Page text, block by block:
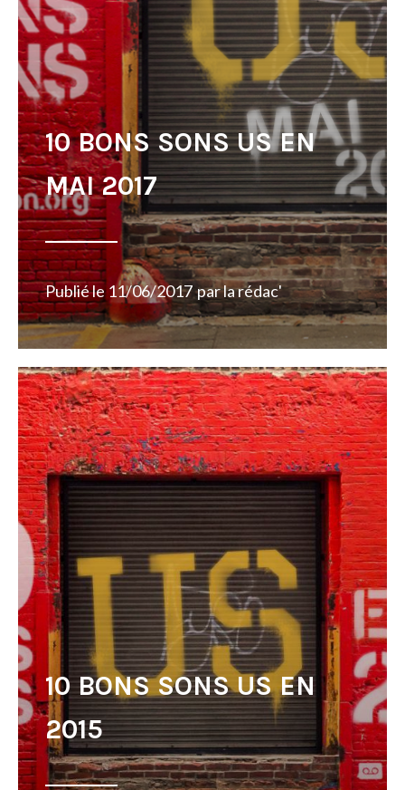
10 BONS SONS US EN
MAI 2017
Publié le11/06/2017 parla rédac'
10 BONS SONS US EN
2015